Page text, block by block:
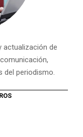
actualización de
del periodismo.